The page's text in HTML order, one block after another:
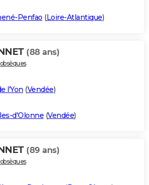
Penfao (Loire-Atlantique)
(88 ans)
l'Yon (Vendée)
d'Olonne (Vendée)
(89 ans)